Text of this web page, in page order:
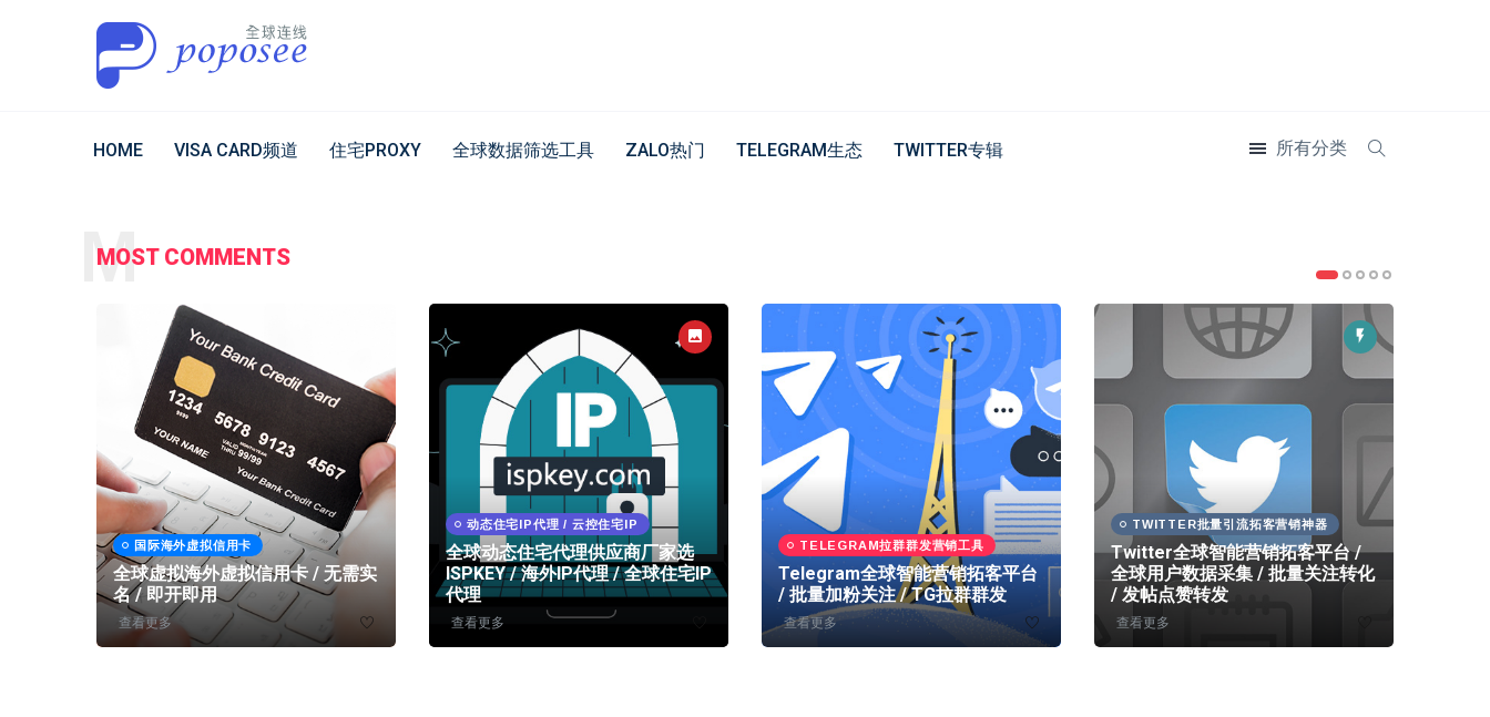
所有分类
HOME VISA CARD频道 住宅PROXY 全球数据筛选工具 ZALO热门 TELEGRAM生态 TWITTER专辑
MOST COMMENTS
M
国际海外虚拟信用卡
全球虚拟海外虚拟信用卡 / 无需实
名 / 即开即用
查看更多
动态住宅IP代理 / 云控住宅IP
全球动态住宅代理供应商厂家选
ISPKEY / 海外IP代理 / 全球住宅IP
代理
查看更多
TELEGRAM拉群群发营销工具
Telegram全球智能营销拓客平台
/ 批量加粉关注 / TG拉群群发
查看更多
TWITTER批量引流拓客营销神器
Twitter全球智能营销拓客平台 /
全球用户数据采集 / 批量关注转化
/ 发帖点赞转发
查看更多